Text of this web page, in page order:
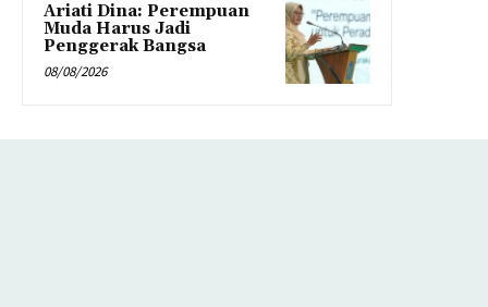
Ariati Dina: Perempuan
Muda Harus Jadi
Penggerak Bangsa
08/08/2026